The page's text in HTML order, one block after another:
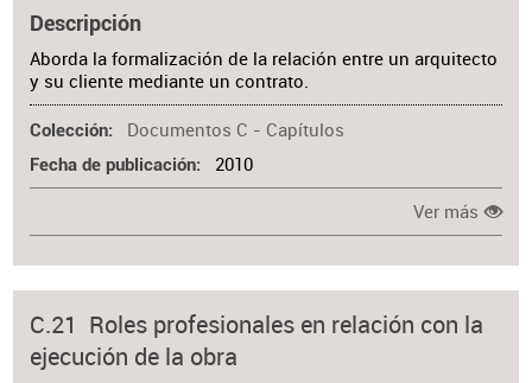
Descripción
Aborda la formalización de la relación entre un arquitecto
y su cliente mediante un contrato.
Colección Documentos C - Capítulos
Fecha de publicación 2010
Ver más
C.21 Roles profesionales en relación con la
ejecución de la obra